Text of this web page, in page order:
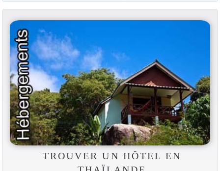
TROUVER UN HÔTEL EN